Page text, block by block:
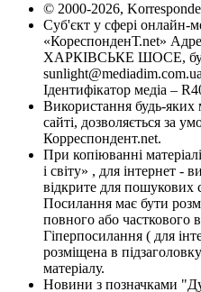
© 2000-2026,
Суб'єкт у сфері онлайн-
«КореспонденТ.net»
ХАРКІВСЬКЕ ШОСЕ,
sunlight@mediadim.com.ua
Ідентифікатор медіа –
Використання будь-яких
сайті, дозволяється за
Корреспондент.net.
При копіюванні
і світу» , для інтернет -
відкрите для пошукових
Посилання має бути
повного або часткового
Гіперпосилання ( для
розміщена в
матеріалу.
Новини з позначками